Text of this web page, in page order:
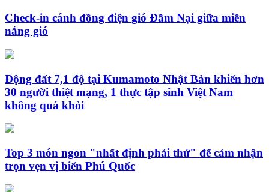
Check-in cánh đồng điện gió Đầm Nại giữa miền
nắng gió
Động đất 7,1 độ tại Kumamoto Nhật Bản khiến hơn
30 người thiệt mạng, 1 thực tập sinh Việt Nam
không quá khỏi
Top 3 món ngon "nhất định phải thử" để cảm nhận
trọn vẹn vị biển Phú Quốc